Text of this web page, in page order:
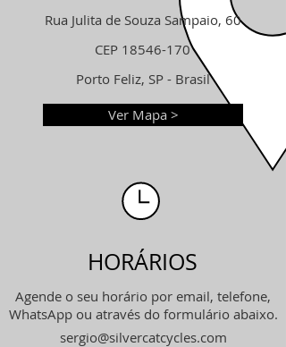
Rua Julita de Souza Sampaio, 60
CEP 18546-170
Porto Feliz, SP - Brasil
Ver Mapa >
HORÁRIOS
Agende o seu horário por email, telefone,
WhatsApp ou através do formulário abaixo.
sergio@silvercatcycles.com